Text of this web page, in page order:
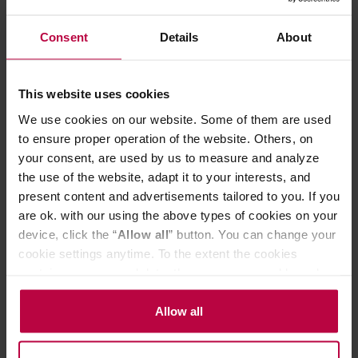
Consent Details About
This website uses cookies
We use cookies on our website. Some of them are used
to ensure proper operation of the website. Others, on
your consent, are used by us to measure and analyze
the use of the website, adapt it to your interests, and
present content and advertisements tailored to you. If you
are ok. with our using the above types of cookies on your
device, click the “Allow all” button. You can change your
cookie settings anytime. To the extent the cookies
the controller’s (namely, ALL GOOD S.A., ul.
Mazowiecka 24I/U9, 78-100 Kołobrzeg) or third parties’
legitimate interests which are to ensure a high quality of
Allow all
PASUJĄCE PRODUKTY
Może Cię zainteresować
PROMOCJA